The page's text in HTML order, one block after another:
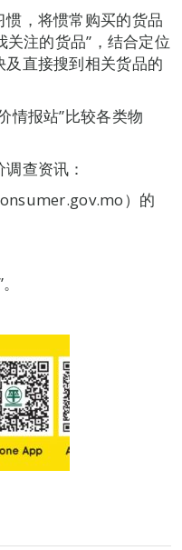
，将惯常购买的货品
关注的货品”，结合定位
直接搜到相关货品的
情报站”比较各类物
查资讯：
）的